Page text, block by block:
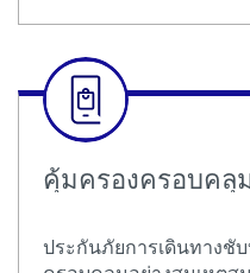
คุ้มครองครอบคลุ
ประกันภัยการเดินทางชั